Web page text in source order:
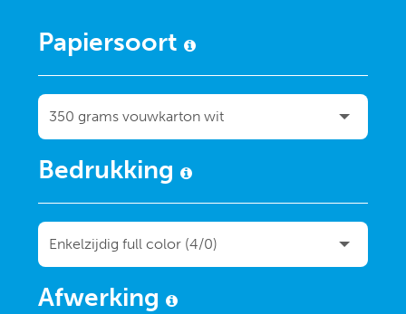
Papiersoort
Bedrukking
Afwerking